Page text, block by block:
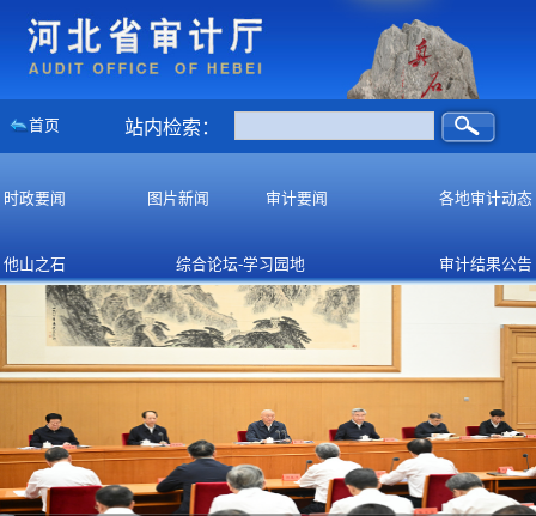
首页 站内检索：
时政要闻 图片新闻 审计要闻 各地审计动态
他山之石 综合论坛-学习园地 审计结果公告